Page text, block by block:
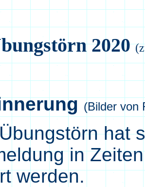
2020
(Bilder von
hat
in
werden.